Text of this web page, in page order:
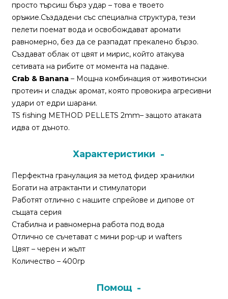
Поръчка
Връщане
и
рекламация
Условия
за
ползване
поверителност
Политика
за
използване
на
“бисквитки”
(Cookie)
просто търсиш бърз удар – това е твоето
оръжие.Създадени със специална структура, тези
пелети поемат вода и освобождават аромати
равномерно, без да се разпадат прекалено бързо.
Създават облак от цвят и мирис, който атакува
сетивата на рибите от момента на падане.
Crab & Banana – Мощна комбинация от животински
протеин и сладък аромат, която провокира агресивни
удари от едри шарани.
TS fishing METHOD PELLETS 2mm– защото атаката
идва от дъното.
Характеристики
Перфектна гранулация за метод фидер хранилки
Богати на атрактанти и стимулатори
Работят отлично с нашите спрейове и дипове от
същата серия
Стабилна и равномерна работа под вода
Отлично се съчетават с мини pop-up и wafters
Цвят – черен и жълт
Количество – 400гр
Помощ